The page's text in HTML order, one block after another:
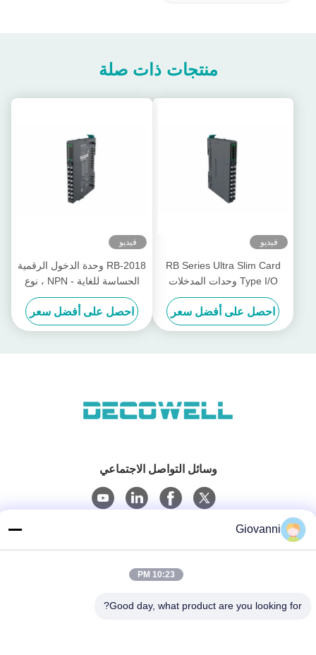
منتجات ذات صلة
فيديو
RB Series Ultra Slim Card
Type I/O وحدات المدخلات
الرقمية 57mA RB-200H
مخصصة
احصل على أفضل سعر
فيديو
RB-2018 وحدة الدخول الرقمية
الحساسة للغاية - NPN ، نوع
بطاقة RB Series I / O للأتمتة
الصناعية
احصل على أفضل سعر
وسائل التواصل الاجتماعي
+86-180-6120-9532
البريد الإلكتروني
Giovanni
10:23 PM
Good day, what product are you looking for?